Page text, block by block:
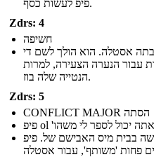
פיפ לעשות כסף.
Zdrs: 4
חשיפה
אסטלה. הוא הולך לשם די
עבור הנערה הצעירה, למרות
הנטייה שלה בוז.
Zdrs: 5
CONFLICT MAJOR הסתה
בבית מיס האבישם של. פיפ